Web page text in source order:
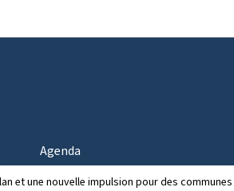
Agenda
et une nouvelle impulsion pour des